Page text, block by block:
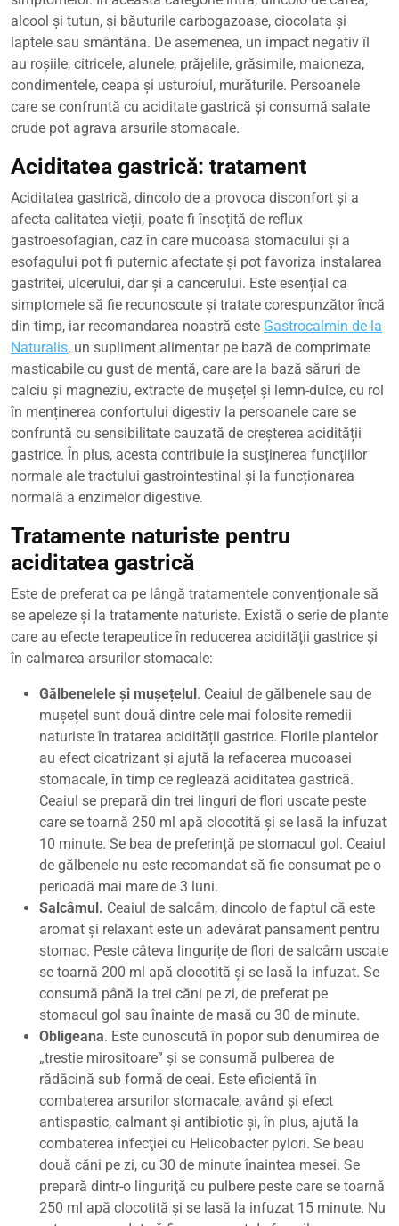
alcool și tutun, și băuturile carbogazoase, ciocolata și
laptele sau smântâna. De asemenea, un impact negativ îl
au roșiile, citricele, alunele, prăjelile, grăsimile, maioneza,
condimentele, ceapa și usturoiul, murăturile. Persoanele
care se confruntă cu aciditate gastrică și consumă salate
crude pot agrava arsurile stomacale.
Aciditatea gastrică: tratament
Aciditatea gastrică, dincolo de a provoca disconfort și a
afecta calitatea vieții, poate fi însoțită de reflux
gastroesofagian, caz în care mucoasa stomacului și a
esofagului pot fi puternic afectate și pot favoriza instalarea
gastritei, ulcerului, dar și a cancerului. Este esențial ca
simptomele să fie recunoscute și tratate corespunzător încă
din timp, iar recomandarea noastră este Gastrocalmin de la
Naturalis, un supliment alimentar pe bază de comprimate
masticabile cu gust de mentă, care are la bază săruri de
calciu și magneziu, extracte de mușețel și lemn-dulce, cu rol
în menținerea confortului digestiv la persoanele care se
confruntă cu sensibilitate cauzată de creșterea acidității
gastrice. În plus, acesta contribuie la susținerea funcțiilor
normale ale tractului gastrointestinal și la funcționarea
normală a enzimelor digestive.
Tratamente naturiste pentru
aciditatea gastrică
Este de preferat ca pe lângă tratamentele convenționale să
se apeleze și la tratamente naturiste. Există o serie de plante
care au efecte terapeutice în reducerea acidității gastrice și
în calmarea arsurilor stomacale:
Gălbenelele și mușețelul. Ceaiul de gălbenele sau de
mușețel sunt două dintre cele mai folosite remedii
naturiste în tratarea acidității gastrice. Florile plantelor
au efect cicatrizant și ajută la refacerea mucoasei
stomacale, în timp ce reglează aciditatea gastrică.
Ceaiul se prepară din trei linguri de flori uscate peste
care se toarnă 250 ml apă clocotită și se lasă la infuzat
10 minute. Se bea de preferință pe stomacul gol. Ceaiul
de gălbenele nu este recomandat să fie consumat pe o
perioadă mai mare de 3 luni.
Salcâmul. Ceaiul de salcâm, dincolo de faptul că este
aromat și relaxant este un adevărat pansament pentru
stomac. Peste câteva lingurițe de flori de salcâm uscate
se toarnă 200 ml apă clocotită și se lasă la infuzat. Se
consumă până la trei căni pe zi, de preferat pe
stomacul gol sau înainte de masă cu 30 de minute.
Obligeana. Este cunoscută în popor sub denumirea de
„trestie mirositoare” și se consumă pulberea de
rădăcină sub formă de ceai. Este eficientă în
combaterea arsurilor stomacale, având și efect
antispastic, calmant şi antibiotic și, în plus, ajută la
combaterea infecţiei cu Helicobacter pylori. Se beau
două căni pe zi, cu 30 de minute înaintea mesei. Se
prepară dintr-o linguriţă cu pulbere peste care se toarnă
250 ml apă clocotită și se lasă la infuzat 15 minute. Nu